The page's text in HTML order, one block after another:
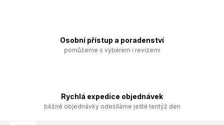
Osobní přístup a poradenství
pomůžeme s výběrem i revizemi
Rychlá expedice objednávek
běžné objednávky odesíláme ještě tentýž den